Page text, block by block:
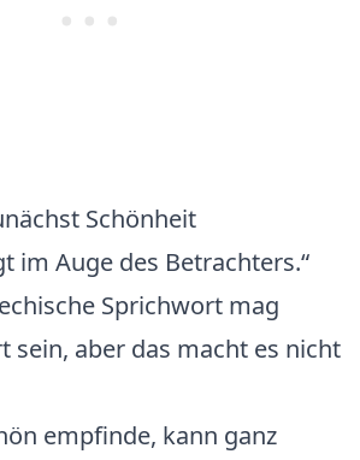
Schönheit
im Auge des Betrachters.“
Sprichwort mag
sein, aber das macht es nicht
empfinde, kann ganz